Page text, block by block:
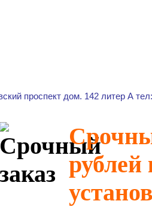
проспект дом. 142 литер А
рублей